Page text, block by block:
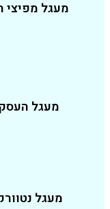
מפיצי האור
מעגל העסקים
נטוורקינג